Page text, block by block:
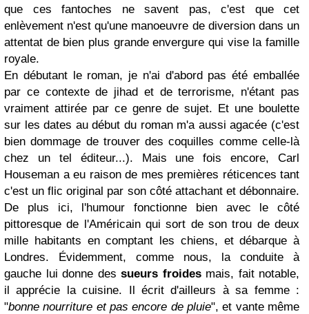
que ces fantoches ne savent pas, c'est que cet
enlèvement n'est qu'une manoeuvre de diversion dans un
attentat de bien plus grande envergure qui vise la famille
royale.
En débutant le roman, je n'ai d'abord pas été emballée
par ce contexte de jihad et de terrorisme, n'étant pas
vraiment attirée par ce genre de sujet. Et une boulette
sur les dates au début du roman m'a aussi agacée (c'est
bien dommage de trouver des coquilles comme celle-là
chez un tel éditeur...). Mais une fois encore, Carl
Houseman a eu raison de mes premières réticences tant
c'est un flic original par son côté attachant et débonnaire.
De plus ici, l'humour fonctionne bien avec le côté
pittoresque de l'Américain qui sort de son trou de deux
mille habitants en comptant les chiens, et débarque à
Londres. Évidemment, comme nous, la conduite à
gauche lui donne des sueurs froidesmais, fait notable,
il apprécie la cuisine. Il écrit d'ailleurs à sa femme :
"bonne nourriture et pas encore de pluie", et vante même